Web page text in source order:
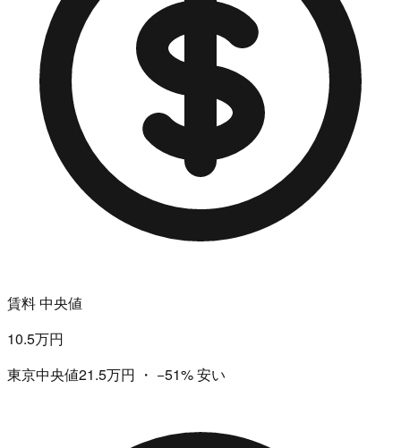
賃料 中央値
10.5万円
東京中央値21.5万円 ・ −51%安い